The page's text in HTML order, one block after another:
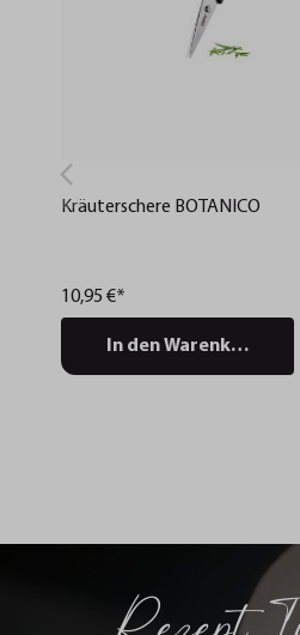
Kräuterschere BOTANICO
10,95 €*
In den Warenkorb